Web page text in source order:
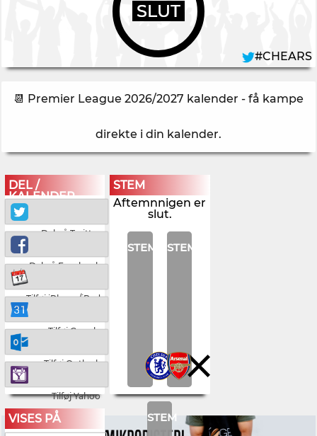
SLUT
#CHEARS
📆 Premier League 2026/2027 kalender - få kampe
direkte i din kalender.
DEL /
KALENDER
Del på Twitter
Del på Facebook
Tilføj iPhone/iPad
Tilføj Google
Tilføj Outlook
Tilføj Yahoo
STEM
Aftemnnigen er
slut.
STEM STEM
STEM
VISES PÅ